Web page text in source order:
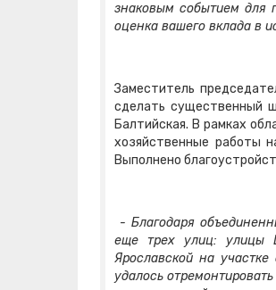
знаковым событием для
оценка вашего вклада в
Заместитель
сделать существенный
Балтийская. В рамках
хозяйственные работы
Выполнено
- Благодаря
еще трех улиц: улицы
Ярославской на
удалось